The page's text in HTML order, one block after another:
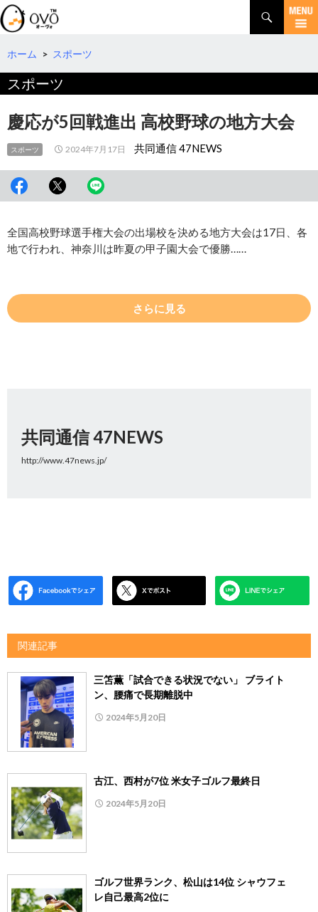
検
索
コ
テ
へ
動
ホーム > スポーツ
スポーツ
慶応が5回戦進出 高校野球の地方大会
スポーツ 2024年7月17日 共同通信 47NEWS
全国高校野球選手権大会の出場校を決める地方大会は17日、各
地で行われ、神奈川は昨夏の甲子園大会で優勝……
さらに見る
共同通信 47NEWS
http://www.47news.jp/
関連記事
三笘薫「試合できる状況でない」 ブライト
ン、腰痛で長期離脱中
2024年5月20日
古江、西村が7位 米女子ゴルフ最終日
2024年5月20日
ゴルフ世界ランク、松山は14位 シャウフェ
レ自己最高2位に